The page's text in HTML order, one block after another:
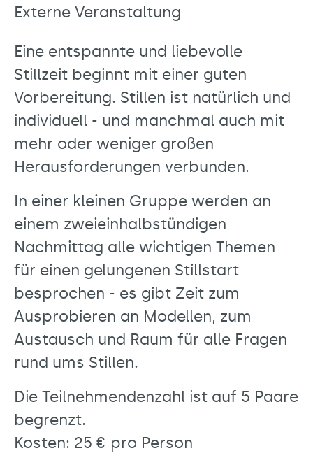
Externe Veranstaltung
Eine entspannte und liebevolle
Stillzeit beginnt mit einer guten
Vorbereitung. Stillen ist natürlich und
individuell - und manchmal auch mit
mehr oder weniger großen
Herausforderungen verbunden.
In einer kleinen Gruppe werden an
einem zweieinhalbstündigen
Nachmittag alle wichtigen Themen
für einen gelungenen Stillstart
besprochen - es gibt Zeit zum
Ausprobieren an Modellen, zum
Austausch und Raum für alle Fragen
rund ums Stillen.
Die Teilnehmendenzahl ist auf 5 Paare
begrenzt.
Kosten: 25 € pro Person